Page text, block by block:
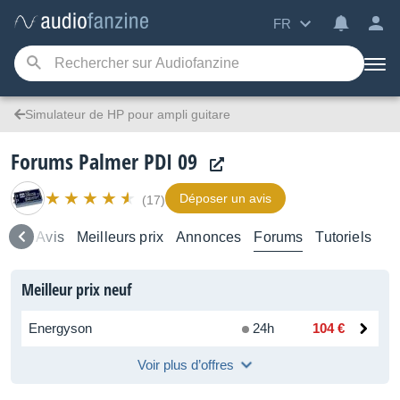
FR
Simulateur de HP pour ampli guitare
Forums Palmer PDI 09
(17) Déposer un avis
Avis Meilleurs prix Annonces Forums Tutoriels
Meilleur prix neuf
Energyson 24h 104 €
Voir plus d’offres